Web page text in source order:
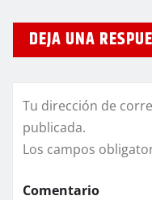
DEJA UNA
Tu dirección de
publicada.
Los campos
Comentario